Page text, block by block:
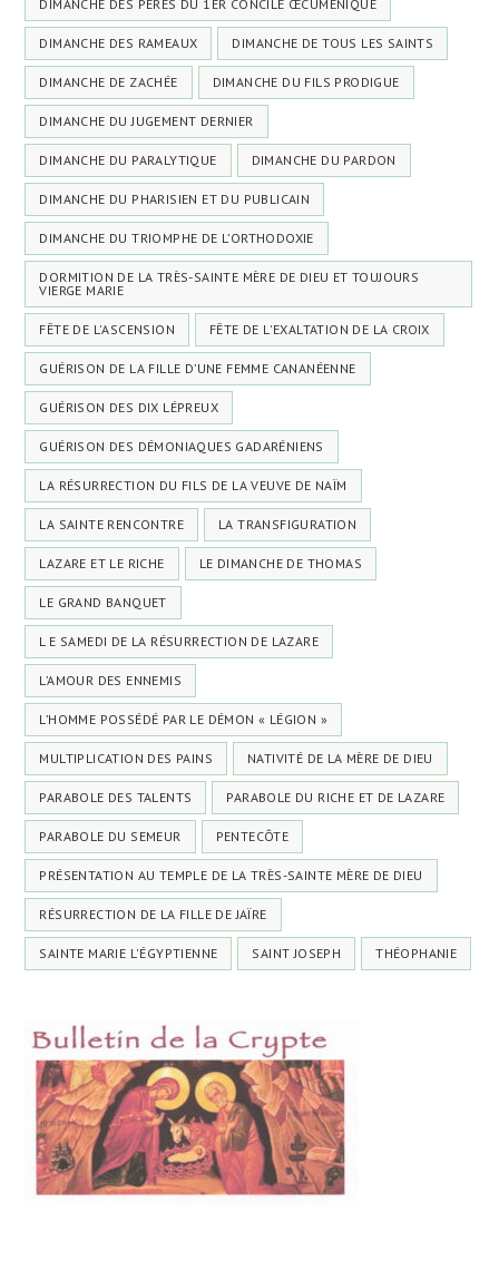
DIMANCHE DES PÈRES DU 1ER CONCILE ŒCUMÉNIQUE
DIMANCHE DES RAMEAUX DIMANCHE DE TOUS LES SAINTS
DIMANCHE DE ZACHÉE DIMANCHE DU FILS PRODIGUE
DIMANCHE DU JUGEMENT DERNIER
DIMANCHE DU PARALYTIQUE DIMANCHE DU PARDON
DIMANCHE DU PHARISIEN ET DU PUBLICAIN
DIMANCHE DU TRIOMPHE DE L’ORTHODOXIE
DORMITION DE LA TRÈS-SAINTE MÈRE DE DIEU ET TOUJOURS
VIERGE MARIE
FÊTE DE L'ASCENSION FÊTE DE L'EXALTATION DE LA CROIX
GUÉRISON DE LA FILLE D’UNE FEMME CANANÉENNE
GUÉRISON DES DIX LÉPREUX
GUÉRISON DES DÉMONIAQUES GADARÉNIENS
LA RÉSURRECTION DU FILS DE LA VEUVE DE NAÏM
LA SAINTE RENCONTRE LA TRANSFIGURATION
LAZARE ET LE RICHE LE DIMANCHE DE THOMAS
LE GRAND BANQUET
L E SAMEDI DE LA RÉSURRECTION DE LAZARE
L’AMOUR DES ENNEMIS
L’HOMME POSSÉDÉ PAR LE DÉMON « LÉGION »
MULTIPLICATION DES PAINS NATIVITÉ DE LA MÈRE DE DIEU
PARABOLE DES TALENTS PARABOLE DU RICHE ET DE LAZARE
PARABOLE DU SEMEUR PENTECÔTE
PRÉSENTATION AU TEMPLE DE LA TRÈS-SAINTE MÈRE DE DIEU
RÉSURRECTION DE LA FILLE DE JAÏRE
SAINTE MARIE L'ÉGYPTIENNE SAINT JOSEPH THÉOPHANIE